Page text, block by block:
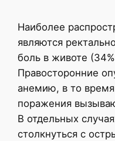
Наиболее
являются
боль в животе
Правосторонние
анемию, в то
поражения
В отдельных
столкнуться с